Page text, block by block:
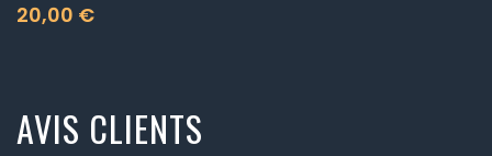
20,00 €
Prix
AVIS CLIENTS